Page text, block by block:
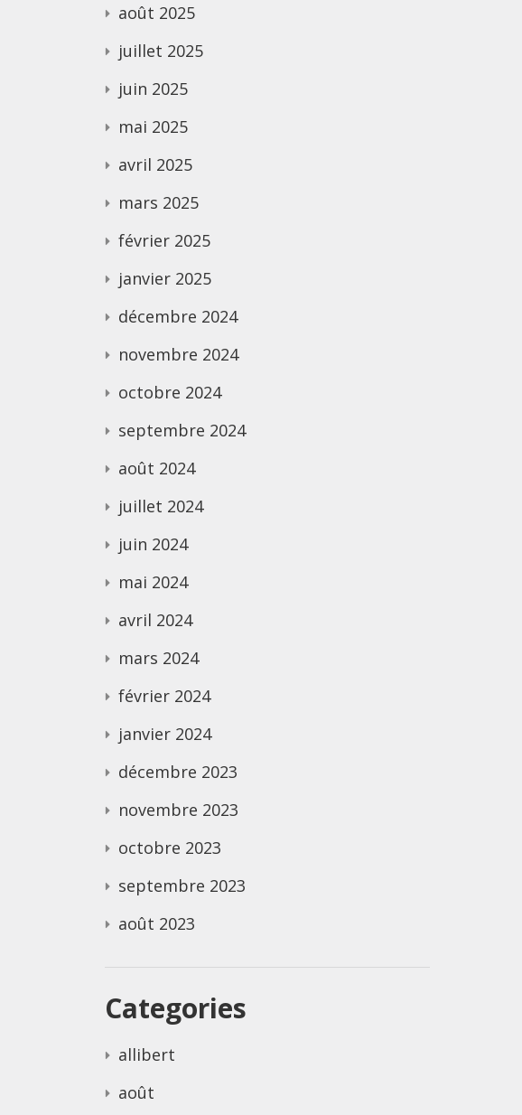
août 2025
juillet 2025
juin 2025
mai 2025
avril 2025
mars 2025
février 2025
janvier 2025
décembre 2024
novembre 2024
octobre 2024
septembre 2024
août 2024
juillet 2024
juin 2024
mai 2024
avril 2024
mars 2024
février 2024
janvier 2024
décembre 2023
novembre 2023
octobre 2023
septembre 2023
août 2023
Categories
allibert
août